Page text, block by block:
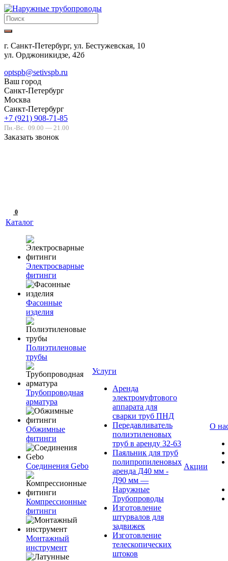
г. Санкт-Петербург, ул. Бестужевская, 10
ул. Орджоникидзе, 42б
optspb@setivspb.ru
Ваш город
Санкт-Петербург
Москва
Санкт-Петербург
+7 (921) 908-71-85
Пн.-Вс. 09.00 — 21.00
Заказать звонок
0
Каталог
Электросварные
фитинги
Фасонные
изделия
Полиэтиленовые
трубы
Трубопроводная
арматура
Обжимные
фитинги
Соединения Gebo
Компрессионные
фитинги
Монтажный
инструмент
Услуги
Аренда
электромуфтового
аппарата для
сварки труб ПНД
Передавливатель
полиэтиленовых
труб в аренду 32-63
Паяльник для труб
полипропиленовых
аренда Д40 мм -
Д90 мм —
Наружные
Трубопроводы
Изготовление
штурвалов для
задвижек
Изготовление
телескопических
штоков
Акции
О